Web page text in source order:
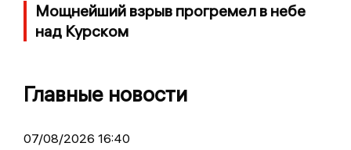
Мощнейший взрыв прогремел в небе
над Курском
Главные новости
07/08/2026 16:40